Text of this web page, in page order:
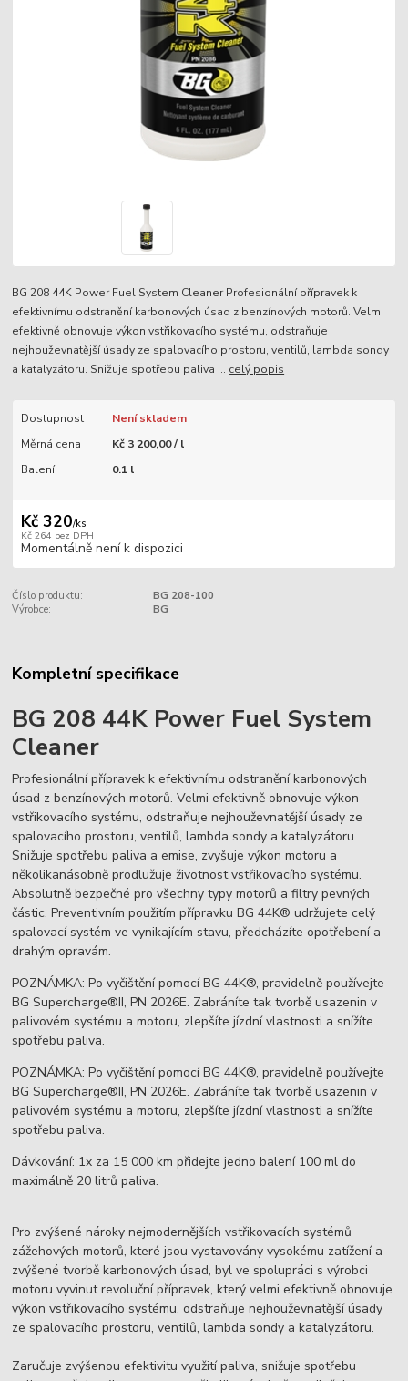
BG 208 44K Power Fuel System Cleaner Profesionální přípravek k
efektivnímu odstranění karbonových úsad z benzínových motorů. Velmi
efektivně obnovuje výkon vstřikovacího systému, odstraňuje
nejhouževnatější úsady ze spalovacího prostoru, ventilů, lambda sondy
a katalyzátoru. Snižuje spotřebu paliva ... celý popis
Dostupnost
Není skladem
Měrná cena
Kč 3 200,00 / l
Balení
0.1 l
Kč 320/ks
Kč 264 bez DPH
Momentálně není k dispozici
Číslo produktu:
BG 208-100
Výrobce:
BG
Kompletní specifikace
BG 208 44K Power Fuel System
Cleaner
Profesionální přípravek k efektivnímu odstranění karbonových
úsad z benzínových motorů. Velmi efektivně obnovuje výkon
vstřikovacího systému, odstraňuje nejhouževnatější úsady ze
spalovacího prostoru, ventilů, lambda sondy a katalyzátoru.
Snižuje spotřebu paliva a emise, zvyšuje výkon motoru a
několikanásobně prodlužuje životnost vstřikovacího systému.
Absolutně bezpečné pro všechny typy motorů a filtry pevných
částic. Preventivním použitím přípravku BG 44K® udržujete celý
spalovací systém ve vynikajícím stavu, předcházíte opotřebení a
drahým opravám.
POZNÁMKA: Po vyčištění pomocí BG 44K®, pravidelně používejte
BG Supercharge®II, PN 2026E. Zabráníte tak tvorbě usazenin v
palivovém systému a motoru, zlepšíte jízdní vlastnosti a snížíte
spotřebu paliva.
POZNÁMKA: Po vyčištění pomocí BG 44K®, pravidelně používejte
BG Supercharge®II, PN 2026E. Zabráníte tak tvorbě usazenin v
palivovém systému a motoru, zlepšíte jízdní vlastnosti a snížíte
spotřebu paliva.
Dávkování: 1x za 15 000 km přidejte jedno balení 100 ml do
maximálně 20 litrů paliva.
Pro zvýšené nároky nejmodernějších vstřikovacích systémů
zážehových motorů, které jsou vystavovány vysokému zatížení a
zvýšené tvorbě karbonových úsad, byl ve spolupráci s výrobci
motoru vyvinut revoluční přípravek, který velmi efektivně obnovuje
výkon vstřikovacího systému, odstraňuje nejhouževnatější úsady
ze spalovacího prostoru, ventilů, lambda sondy a katalyzátoru.
Zaručuje zvýšenou efektivitu využití paliva, snižuje spotřebu